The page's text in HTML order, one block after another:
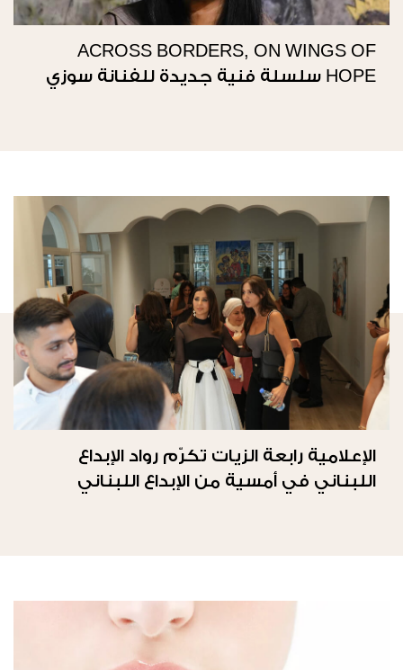
ACROSS BORDERS, ON WINGS OF
HOPE سلسلة فنية جديدة للفنانة سوزي
الإعلامية رابعة الزيات تكرّم رواد الإبداع
اللبناني في أمسية من الإبداع اللبناني